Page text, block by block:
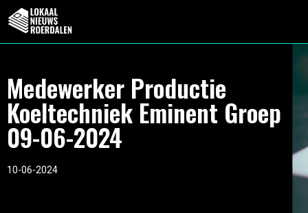
Medewerker Productie
Koeltechniek Eminent Groep
09-06-2024
10-06-2024